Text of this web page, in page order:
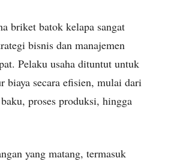
briket batok kelapa sangat
bisnis dan manajemen
Pelaku usaha dituntut untuk
biaya secara efisien, mulai dari
proses produksi, hingga
yang matang, termasuk